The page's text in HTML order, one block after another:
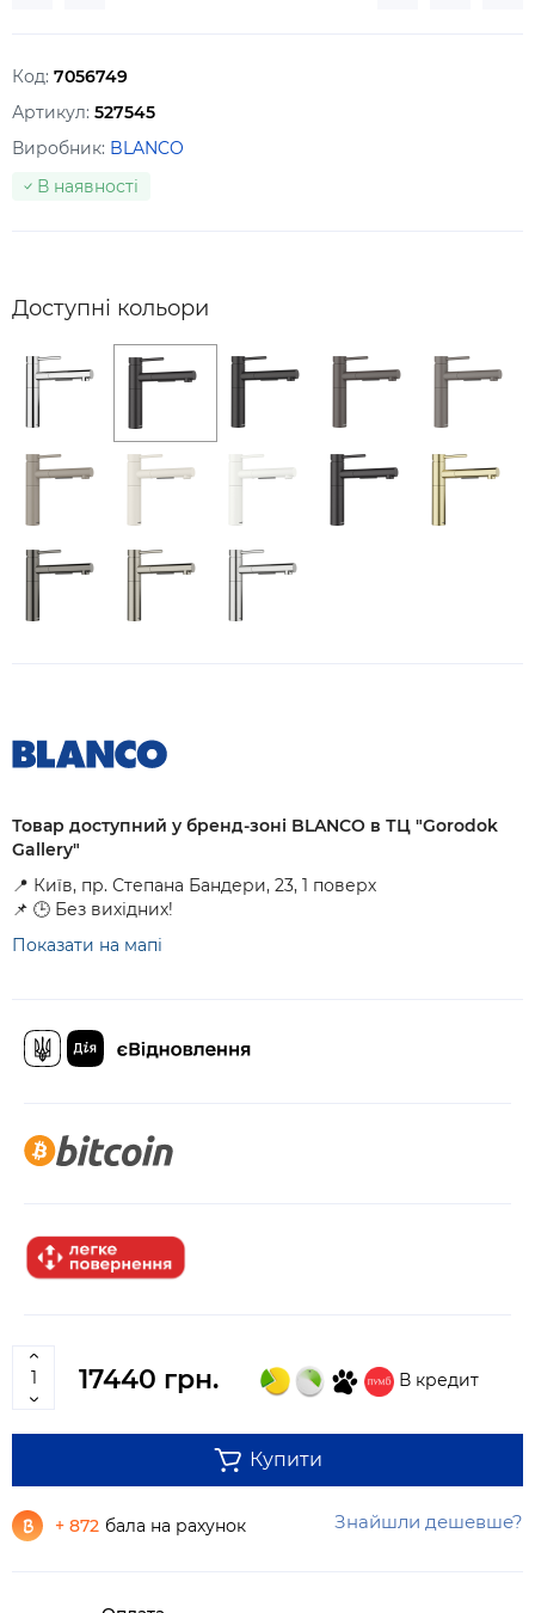
Код: 7056749
Артикул: 527545
Виробник: BLANCO
В наявності
Доступні кольори
Товар доступний у бренд-зоні BLANCO в ТЦ "Gorodok
Gallery"
📍 Київ, пр. Степана Бандери, 23, 1 поверх
📌 🕒 Без вихідних!
Показати на мапі
17440 грн. В кредит
Купити
+ 872 бала на рахунок Знайшли дешевше?